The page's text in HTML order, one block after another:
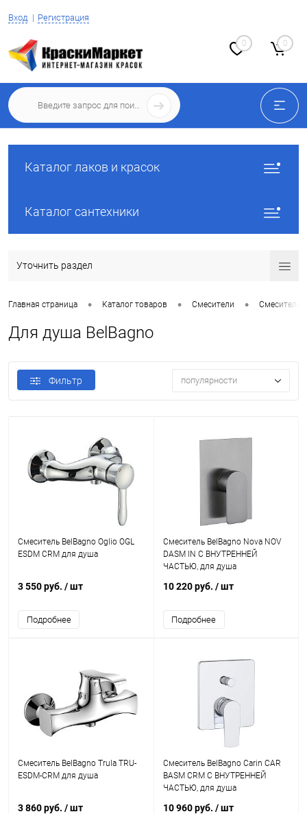
Вход Регистрация
0 0
Каталог лаков и красок
Каталог сантехники
Уточнить раздел
Главная страница • Каталог товаров • Смесители • Смесители
Для душа BelBagno
Фильтр популярности
Смеситель BelBagno Oglio OGL
ESDM CRM для душа
3 550 руб. / шт
Подробнее
Смеситель BelBagno Nova NOV
DASM IN С ВНУТРЕННЕЙ
ЧАСТЬЮ, для душа
10 220 руб. / шт
Подробнее
Смеситель BelBagno Trula TRU-
ESDM-CRM для душа
3 860 руб. / шт
Смеситель BelBagno Carin CAR
BASM CRM С ВНУТРЕННЕЙ
ЧАСТЬЮ, для душа
10 960 руб. / шт